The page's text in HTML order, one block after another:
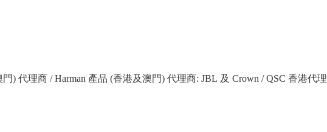
) 代理商 / Harman 產品 (香港及澳門) 代理商: JBL 及 Crown / QSC 香港代理